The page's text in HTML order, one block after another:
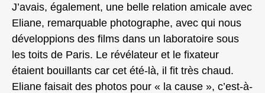
J’avais, également, une belle relation amicale avec
Eliane, remarquable photographe, avec qui nous
développions des films dans un laboratoire sous
les toits de Paris. Le révélateur et le fixateur
étaient bouillants car cet été-là, il fit très chaud.
Eliane faisait des photos pour « la cause », c’est-à-